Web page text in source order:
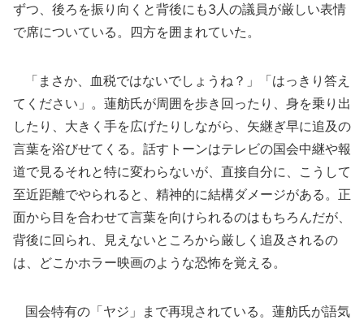
ずつ、後ろを振り向くと背後にも3人の議員が厳しい表情
で席についている。四方を囲まれていた。
「まさか、血税ではないでしょうね？」「はっきり答え
てください」。蓮舫氏が周囲を歩き回ったり、身を乗り出
したり、大きく手を広げたりしながら、矢継ぎ早に追及の
言葉を浴びせてくる。話すトーンはテレビの国会中継や報
道で見るそれと特に変わらないが、直接自分に、こうして
至近距離でやられると、精神的に結構ダメージがある。正
面から目を合わせて言葉を向けられるのはもちろんだが、
背後に回られ、見えないところから厳しく追及されるの
は、どこかホラー映画のような恐怖を覚える。
国会特有の「ヤジ」まで再現されている。蓮舫氏が語気